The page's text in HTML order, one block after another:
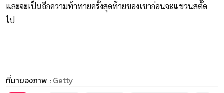
และจะเป็นอีกความท้าทายครั้งสุดท้ายของเขาก่อนจะแขวนสตั๊ด
ไป
ที่มาของภาพ : Getty